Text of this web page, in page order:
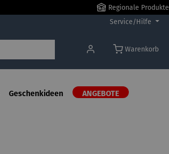
Regionale Produkte
Service/Hilfe
Warenkorb
Geschenkideen ANGEBOTE